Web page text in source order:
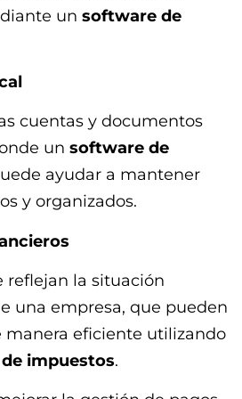
un software de
cuentas y documentos
un software de
ayudar a mantener
y organizados.
reflejan la situación
una empresa, que pueden
manera eficiente utilizando
impuestos.